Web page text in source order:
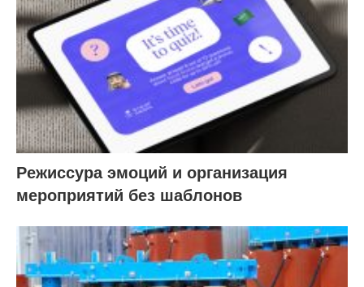
Режиссура эмоций и организация
мероприятий без шаблонов